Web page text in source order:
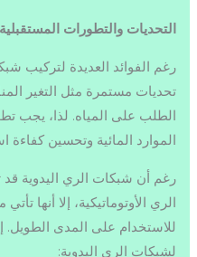
التحديات والتطورات
رغم الفوائد العديدة لتركيب
تحديات مستمرة مثل التغير
الطلب على المياه. لذا، يجب
الموارد المائية وتحسين
رغم أن شبكات الري اليدوية قد
الري الأوتوماتيكية، إلا أنها
للاستخدام على المدى الطويل.
لشبكات الري اليدوية: